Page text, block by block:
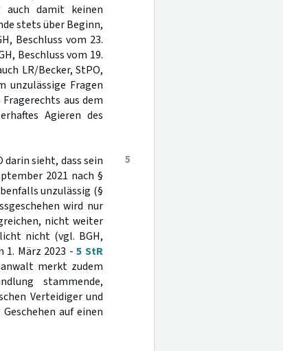
auch damit keinen
stets über Beginn,
Beschluss vom 23.
Beschluss vom 19.
LR/Becker, StPO,
unzulässige Fragen
aus dem
Agieren des
5
darin sieht, dass sein
2021 nach §
unzulässig (§
wird nur
nicht weiter
nicht (vgl. BGH,
1. März 2023 -5 StR
merkt zudem
stammende,
Verteidiger und
auf einen